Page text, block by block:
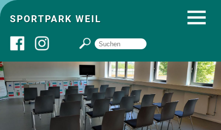
SPORTPARK WEIL
Über uns
Startseite